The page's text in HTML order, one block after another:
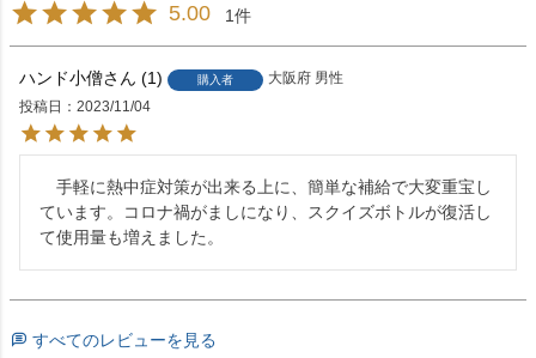
5.00 1
ハンド小僧 1 購入者 大阪府 男性
投稿日
2023/11/04
手軽に熱中症対策が出来る上に、簡単な補給で大変重宝し
ています。コロナ禍がましになり、スクイズボトルが復活し
て使用量も増えました。
すべてのレビューを見る